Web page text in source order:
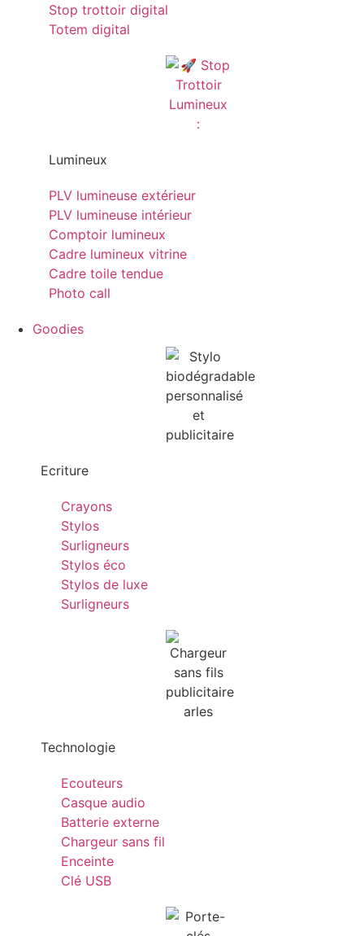
Stop trottoir digital
Totem digital
Lumineux
PLV lumineuse extérieur
PLV lumineuse intérieur
Comptoir lumineux
Cadre lumineux vitrine
Cadre toile tendue
Photo call
Goodies
Ecriture
Crayons
Stylos
Surligneurs
Stylos éco
Stylos de luxe
Surligneurs
Technologie
Ecouteurs
Casque audio
Batterie externe
Chargeur sans fil
Enceinte
Clé USB